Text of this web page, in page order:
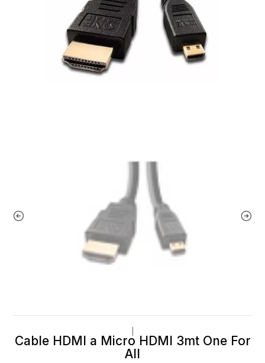
Cable HDMI a Micro HDMI 3mt One For
All